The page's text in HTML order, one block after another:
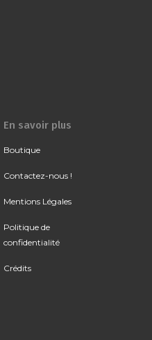
En savoir plus
Boutique
Contactez-nous !
Mentions Légales
Politique de
confidentialité
Crédits